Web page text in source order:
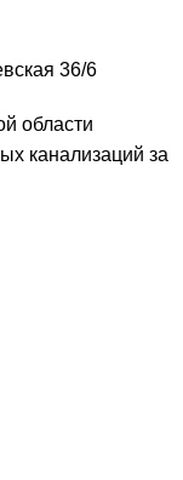
36/6
области
канализаций за